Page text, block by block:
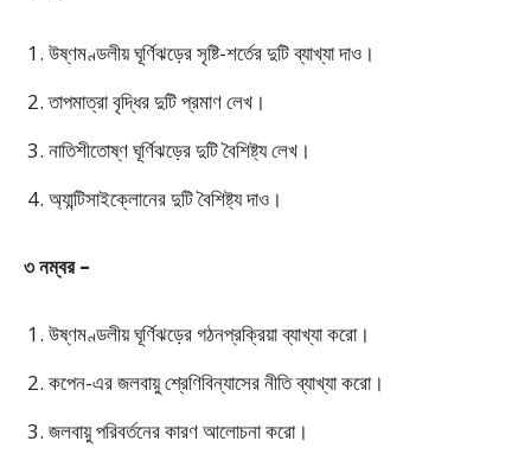
উষ্ণমণ্ডলীয় ঘূর্ণিঝড়ের সৃষ্টি-শর্তের দুটি ব্যাখ্যা দাও।
তাপমাত্রা বৃদ্ধির দুটি প্রমাণ লেখ।
নাতিশীতোষ্ণ ঘূর্ণিঝড়ের দুটি বৈশিষ্ট্য লেখ।
অ্যান্টিসাইক্লোনের দুটি বৈশিষ্ট্য দাও।
৩ নম্বর –
উষ্ণমণ্ডলীয় ঘূর্ণিঝড়ের গঠনপ্রক্রিয়া ব্যাখ্যা করো।
কপেন-এর জলবায়ু শ্রেণিবিন্যাসের নীতি ব্যাখ্যা করো।
জলবায়ু পরিবর্তনের কারণ আলোচনা করো।